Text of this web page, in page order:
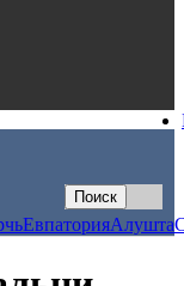
ЕвпаторияАлушта